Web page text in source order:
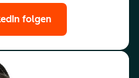
folgen